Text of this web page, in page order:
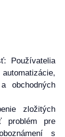
Používatelia
obchodných
zložitých
problém pre
s